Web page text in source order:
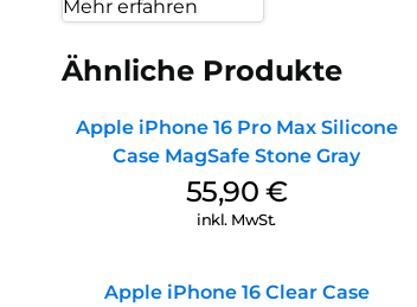
Mehr erfahren
Ähnliche Produkte
Apple iPhone 16 Pro Max Silicone
Case MagSafe Stone Gray
55,90 €
inkl. MwSt.
Apple iPhone 16 Clear Case